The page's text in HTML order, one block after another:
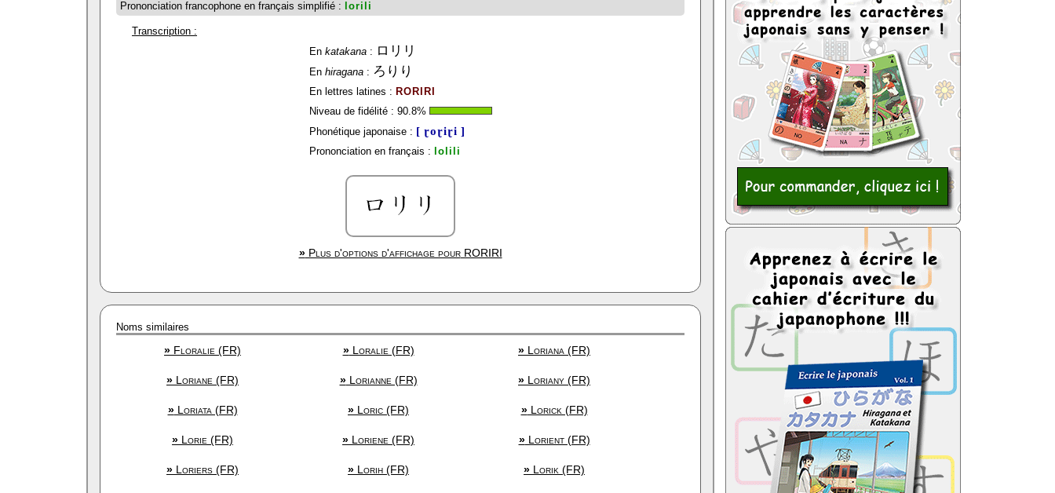
Prononciation francophone en français simplifié : lorili
Transcription :
En katakana: ロリリ
En hiragana: ろりり
En lettres latines : RORIRI
Niveau de fidélité : 90.8%
Phonétique japonaise : [ ɽoɽiɽi ]
Prononciation en français : lolili
»Plus d'options d'affichage pourRORIRI
Noms similaires
» Floralie (FR) »Loralie (FR) » Loriana (FR)
» Loriane (FR) »Lorianne (FR) » Loriany (FR)
»Loriata (FR) » Loric (FR) »Lorick (FR)
» Lorie (FR) » Loriene (FR) »Lorient (FR)
» Loriers (FR) » Lorih (FR) » Lorik (FR)